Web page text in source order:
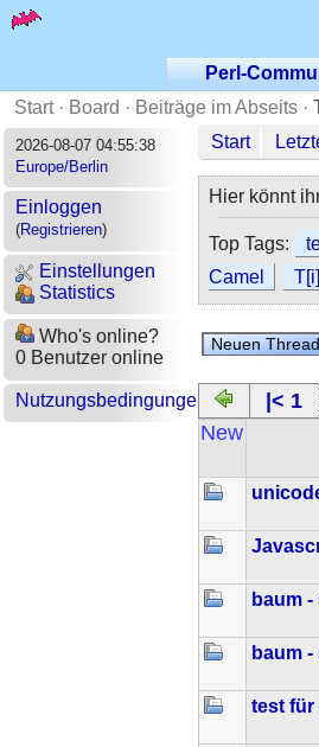
Perl-
Start· Board · Beiträge im Abseits ·
2026-08-07 04:55:38
Europe/Berlin
Einloggen
(Registrieren)
Einstellungen
Statistics
Who's online?
0 Benutzer online
Nutzungsbedingungen
Start
Hier könnt
Top Tags:
Camel
|< 1
New
baum
baum
test für